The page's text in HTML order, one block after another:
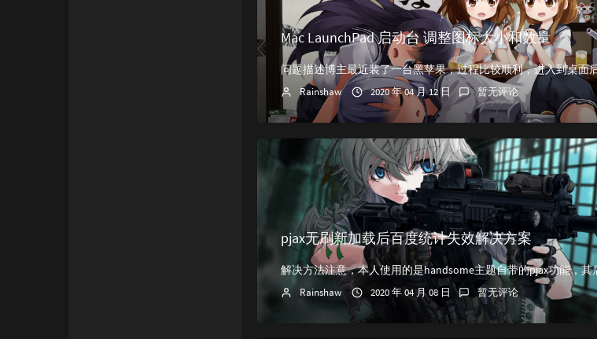
Mac LaunchPad 启动台 调整图标大小和数量
Rainshaw 2020 年 04 月 12 日 暂无评论
pjax无刷新加载后百度统计失效解决方案
Rainshaw 2020 年 04 月 08 日 暂无评论